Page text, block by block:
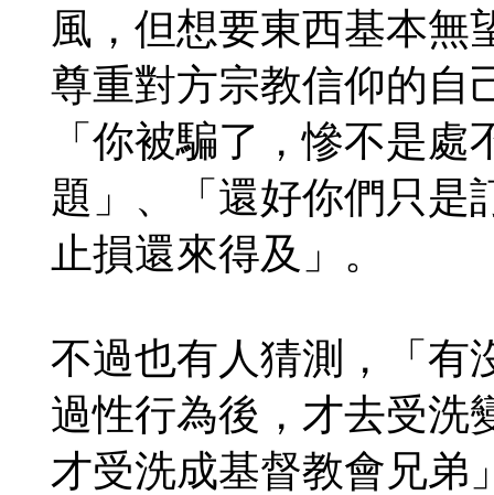
風，但想要東西基本無
尊重對方宗教信仰的自
「你被騙了，慘不是
題」、「還好你們只是
止損還來得及」。
不過也有人猜測，「有
過性行為後，才去受洗
才受洗成基督教會兄弟